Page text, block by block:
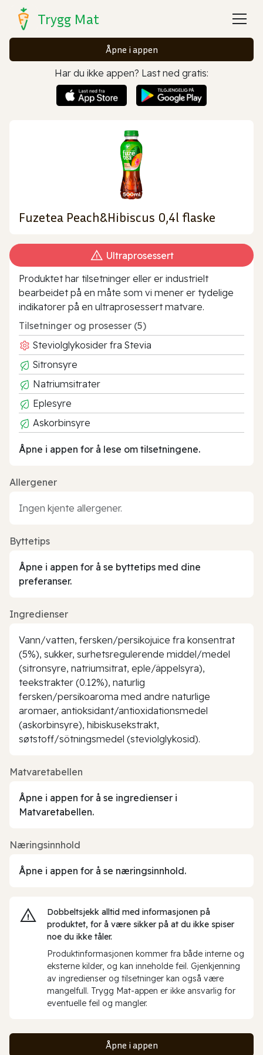
Trygg Mat
Åpne i appen
Har du ikke appen? Last ned gratis:
Fuzetea Peach&Hibiscus 0,4l flaske
Ultraprosessert
Produktet har tilsetninger eller er industrielt
bearbeidet på en måte som vi mener er tydelige
indikatorer på en ultraprosessert matvare.
Tilsetninger og prosesser (5)
Steviolglykosider fra Stevia
Sitronsyre
Natriumsitrater
Eplesyre
Askorbinsyre
Åpne i appen for å lese om tilsetningene.
Allergener
Ingen kjente allergener.
Byttetips
Åpne i appen for å se byttetips med dine
preferanser.
Ingredienser
Vann/vatten, fersken/persikojuice fra konsentrat
(5%), sukker, surhetsregulerende middel/medel
(sitronsyre, natriumsitrat, eple/äppelsyra),
teekstrakter (0.12%), naturlig
fersken/persikoaroma med andre naturlige
aromaer, antioksidant/antioxidationsmedel
(askorbinsyre), hibiskusekstrakt,
søtstoff/sötningsmedel (steviolglykosid).
Matvaretabellen
Åpne i appen for å se ingredienser i
Matvaretabellen.
Næringsinnhold
Åpne i appen for å se næringsinnhold.
Dobbeltsjekk alltid med informasjonen på
produktet, for å være sikker på at du ikke spiser
noe du ikke tåler.
Produktinformasjonen kommer fra både interne og
eksterne kilder, og kan inneholde feil. Gjenkjenning
av ingredienser og tilsetninger kan også være
mangelfull. Trygg Mat-appen er ikke ansvarlig for
eventuelle feil og mangler.
Åpne i appen